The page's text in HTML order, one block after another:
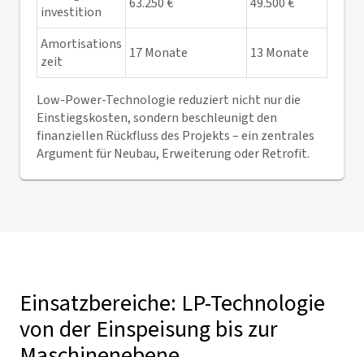
investition
Amortisations
zeit
17 Monate 13 Monate
Low-Power-Technologie reduziert nicht nur die
Einstiegskosten, sondern beschleunigt den
finanziellen Rückfluss des Projekts – ein zentrales
Argument für Neubau, Erweiterung oder Retrofit.
Einsatzbereiche: LP-Technologie
von der Einspeisung bis zur